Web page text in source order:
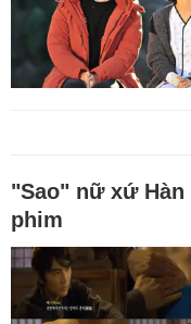
"Sao" nữ xứ
phim